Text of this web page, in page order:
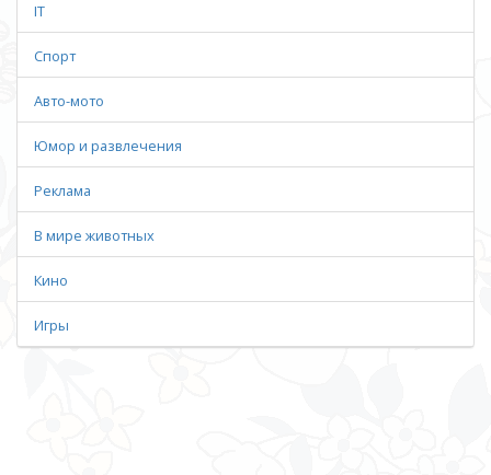
IT
Спорт
Авто-мото
Юмор и развлечения
Реклама
В мире животных
Кино
Игры